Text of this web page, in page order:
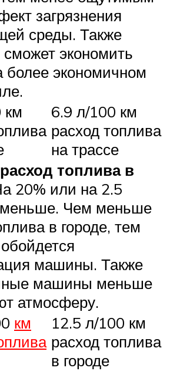
загрязнения
среды. Также
сможет экономить
более экономичном
км
6.9 л/100 км
расход топлива
на трассе
топлива в
20% или на 2.5
Чем меньше
в городе, тем
машины. Также
машины меньше
атмосферу.
км
12.5 л/100 км
расход топлива
в городе